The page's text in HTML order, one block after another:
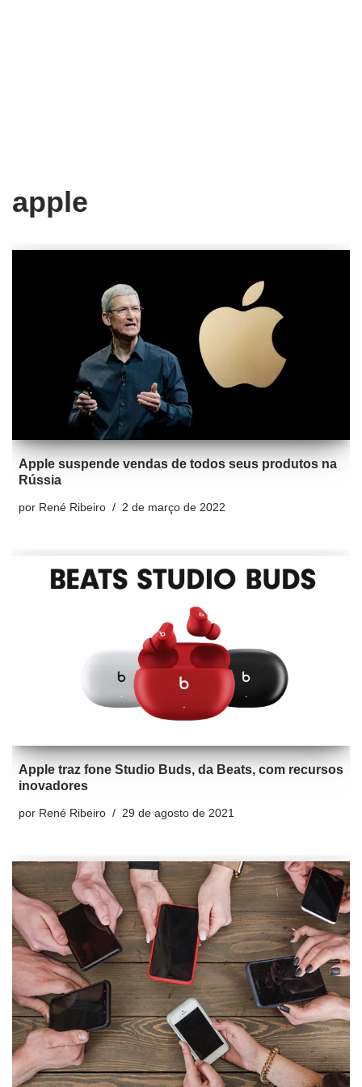
apple
Apple suspende vendas de todos seus produtos na
Rússia
por René Ribeiro 2 de março de 2022
Apple traz fone Studio Buds, da Beats, com recursos
inovadores
por René Ribeiro 29 de agosto de 2021